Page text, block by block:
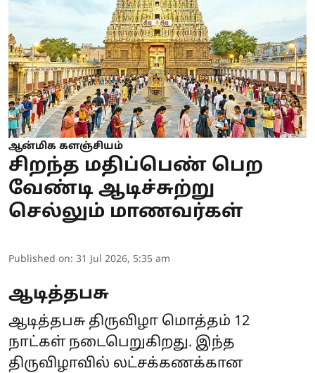
ஆன்மிக களஞ்சியம்
சிறந்த மதிப்பெண் பெற
வேண்டி ஆடிச்சுற்று
செல்லும் மாணவர்கள்
Published on: 31 Jul 2026, 5:35 am
ஆடித்தபசு
ஆடித்தபசு திருவிழா மொத்தம் 12
நாட்கள் நடைபெறுகிறது. இந்த
திருவிழாவில் லட்சக்கணக்கான